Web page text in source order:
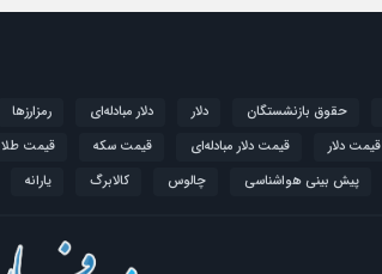
حقوق بازنشستگان دلار دلار مبادله‌ای رمزارزها
قیمت دلار قیمت دلار مبادله‌ای قیمت سکه
قیمت طلا
پیش بینی هواشناسی چالوس کالابرگ یارانه